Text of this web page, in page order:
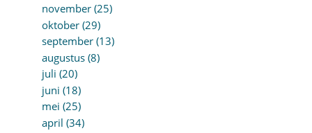
november (25)
oktober (29)
september (13)
augustus (8)
juli (20)
juni (18)
mei (25)
april (34)